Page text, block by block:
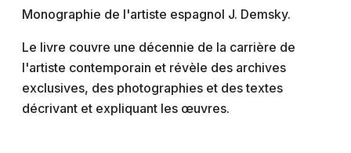
Monographie de l'artiste espagnol J. Demsky.
Le livre couvre une décennie de la carrière de
l'artiste contemporain et révèle des archives
exclusives, des photographies et des textes
décrivant et expliquant les œuvres.